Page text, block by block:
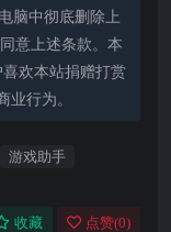
脑中彻底删除上
意上述条款。本
欢本站捐赠打赏
行为。
游戏助手
收藏 点赞(0)